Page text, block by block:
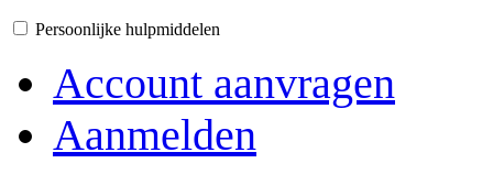
Persoonlijke hulpmiddelen
Account aanvragen
Aanmelden